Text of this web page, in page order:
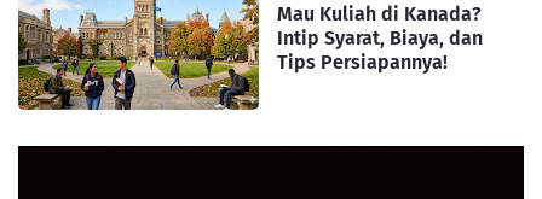
Mau Kuliah di Kanada?
Intip Syarat, Biaya, dan
Tips Persiapannya!